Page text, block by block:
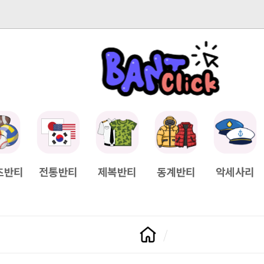
[Q&A] 배송일정이 궁금하면? 2025-04-11 [Q&A] 나눠서
반티 전통반티 제복반티 동계반티 악세사리